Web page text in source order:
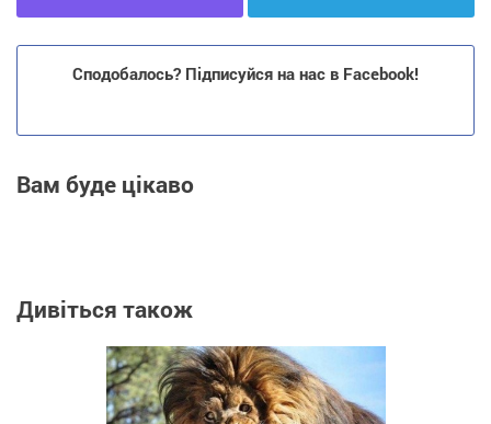
Сподобалось? Підписуйся на нас в Facebook!
Вам буде цікаво
Дивіться також